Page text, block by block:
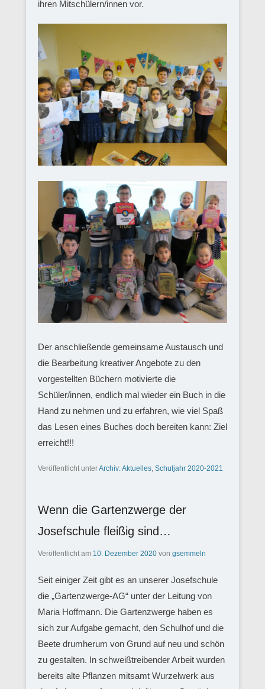
ihren Mitschülern/innen vor.
Der anschließende gemeinsame Austausch und
die Bearbeitung kreativer Angebote zu den
vorgestellten Büchern motivierte die
Schüler/innen, endlich mal wieder ein Buch in die
Hand zu nehmen und zu erfahren, wie viel Spaß
das Lesen eines Buches doch bereiten kann: Ziel
erreicht!!!
Veröffentlicht unterArchiv: Aktuelles Schuljahr 2020-2021
Wenn die Gartenzwerge der
Josefschule fleißig sind…
Veröffentlicht am 10. Dezember 2020 von gsemmeln
Seit einiger Zeit gibt es an unserer Josefschule
die „Gartenzwerge-AG“ unter der Leitung von
Maria Hoffmann. Die Gartenzwerge haben es
sich zur Aufgabe gemacht, den Schulhof und die
Beete drumherum von Grund auf neu und schön
zu gestalten. In schweißtreibender Arbeit wurden
bereits alte Pflanzen mitsamt Wurzelwerk aus